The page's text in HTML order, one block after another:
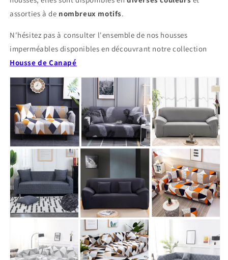
assorties à de nombreux motifs.
N'hésitez pas à consulter l'ensemble de nos housses
imperméables disponibles en découvrant notre collection
Housse de Canapé